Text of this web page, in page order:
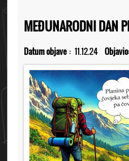
MEĐUNARODNI DAN
Datum objave : 11.12.24